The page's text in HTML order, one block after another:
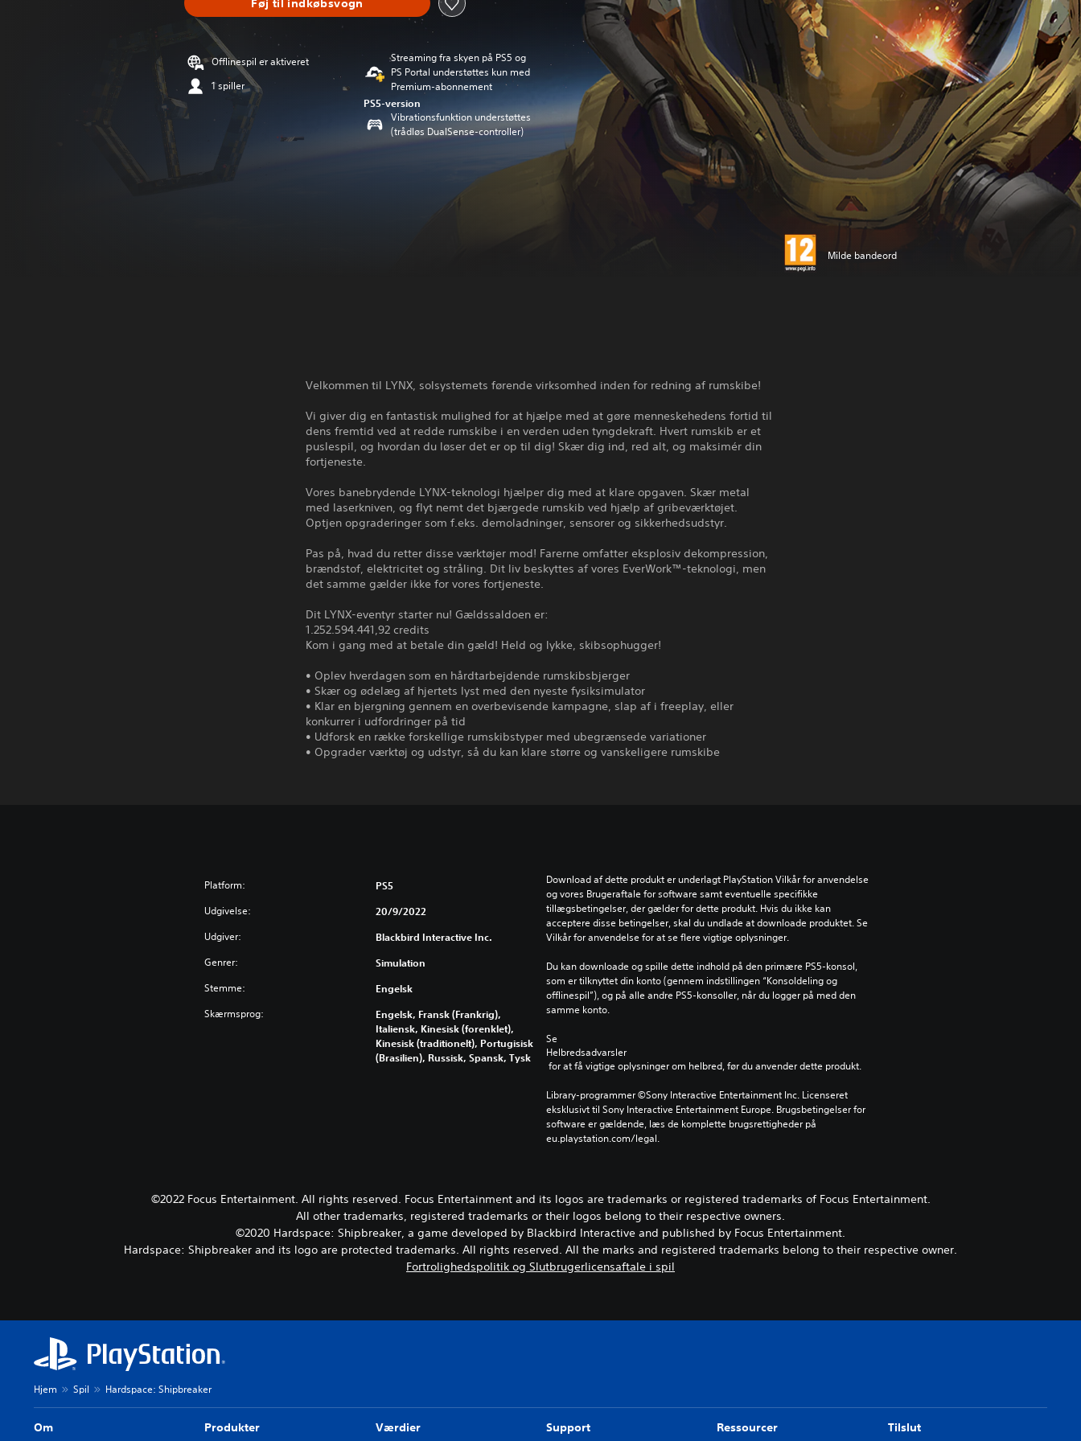
Offlinespil er aktiveret
1 spiller
Streaming fra skyen på PS5 og
PS Portal understøttes kun med
Premium-abonnement
PS5-version
Vibrationsfunktion understøttes
(trådløs DualSense-controller)
Milde bandeord
Velkommen til LYNX, solsystemets førende virksomhed inden for redning af rumskibe!
Vi giver dig en fantastisk mulighed for at hjælpe med at gøre menneskehedens fortid til
dens fremtid ved at redde rumskibe i en verden uden tyngdekraft. Hvert rumskib er et
puslespil, og hvordan du løser det er op til dig! Skær dig ind, red alt, og maksimér din
fortjeneste.
Vores banebrydende LYNX-teknologi hjælper dig med at klare opgaven. Skær metal
med laserkniven, og flyt nemt det bjærgede rumskib ved hjælp af gribeværktøjet.
Optjen opgraderinger som f.eks. demoladninger, sensorer og sikkerhedsudstyr.
Pas på, hvad du retter disse værktøjer mod! Farerne omfatter eksplosiv dekompression,
brændstof, elektricitet og stråling. Dit liv beskyttes af vores EverWork™-teknologi, men
det samme gælder ikke for vores fortjeneste.
Dit LYNX-eventyr starter nu! Gældssaldoen er:
1.252.594.441,92 credits
Kom i gang med at betale din gæld! Held og lykke, skibsophugger!
• Oplev hverdagen som en hårdtarbejdende rumskibsbjerger
• Skær og ødelæg af hjertets lyst med den nyeste fysiksimulator
• Klar en bjergning gennem en overbevisende kampagne, slap af i freeplay, eller
konkurrer i udfordringer på tid
• Udforsk en række forskellige rumskibstyper med ubegrænsede variationer
• Opgrader værktøj og udstyr, så du kan klare større og vanskeligere rumskibe
Platform: PS5
Udgivelse: 20/9/2022
Udgiver: Blackbird Interactive Inc.
Genrer: Simulation
Stemme: Engelsk
Skærmsprog:
Engelsk, Fransk (Frankrig),
Italiensk, Kinesisk (forenklet),
Kinesisk (traditionelt), Portugisisk
(Brasilien), Russisk, Spansk, Tysk
Download af dette produkt er underlagt PlayStation Vilkår for anvendelse
og vores Brugeraftale for software samt eventuelle specifikke
tillægsbetingelser, der gælder for dette produkt. Hvis du ikke kan
acceptere disse betingelser, skal du undlade at downloade produktet. Se
Vilkår for anvendelse for at se flere vigtige oplysninger.
Du kan downloade og spille dette indhold på den primære PS5-konsol,
som er tilknyttet din konto (gennem indstillingen “Konsoldeling og
offlinespil”), og på alle andre PS5-konsoller, når du logger på med den
samme konto.
Se
Helbredsadvarsler
for at få vigtige oplysninger om helbred, før du anvender dette produkt.
Library-programmer ©Sony Interactive Entertainment Inc. Licenseret
eksklusivt til Sony Interactive Entertainment Europe. Brugsbetingelser for
software er gældende, læs de komplette brugsrettigheder på
eu.playstation.com/legal.
©2022 Focus Entertainment. All rights reserved. Focus Entertainment and its logos are trademarks or registered trademarks of Focus Entertainment.
All other trademarks, registered trademarks or their logos belong to their respective owners.
©2020 Hardspace: Shipbreaker, a game developed by Blackbird Interactive and published by Focus Entertainment.
Hardspace: Shipbreaker and its logo are protected trademarks. All rights reserved. All the marks and registered trademarks belong to their respective owner.
Fortrolighedspolitik og Slutbrugerlicensaftale i spil
Hjem Spil Hardspace: Shipbreaker
Om Produkter Værdier Support Ressourcer Tilslut